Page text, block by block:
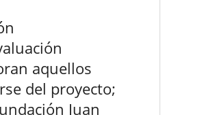
aquellos
del proyecto;
Juan